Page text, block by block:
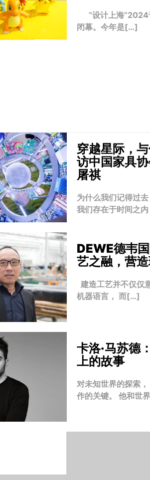
“设计上海”2024
闭幕。今年是[…]
穿越星际，
访中国家具
屠祺
为什么我们记得过
我们存在于时间之
DEWE德韦
艺之融，营
建造工艺并不仅仅
机器语言， 而[…]
卡洛·马苏德
上的故事
对未知世界的探索，
作的关键。 他和世